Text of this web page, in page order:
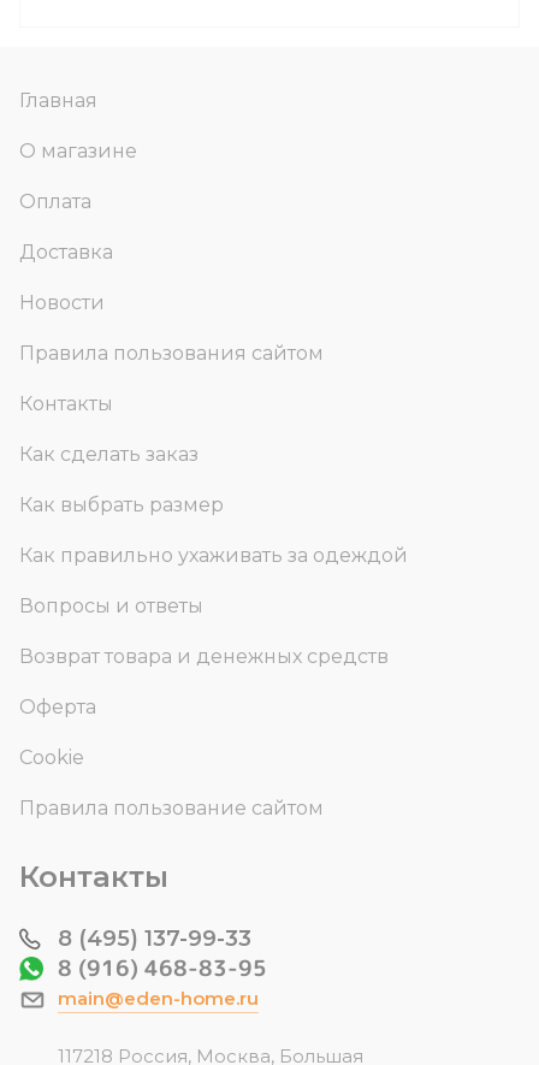
Главная
О магазине
Оплата
Доставка
Новости
Правила пользования сайтом
Контакты
Как сделать заказ
Как выбрать размер
Как правильно ухаживать за одеждой
Вопросы и ответы
Возврат товара и денежных средств
Оферта
Cookie
Правила пользование сайтом
Контакты
8 (495) 137-99-33
8 (916) 468-83-95
main@eden-home.ru
117218 Россия, Москва, Большая